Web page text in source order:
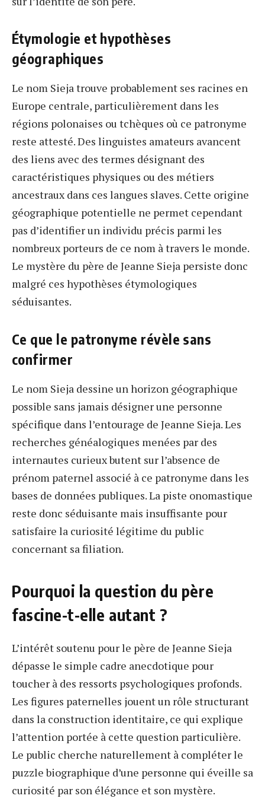
Étymologie et hypothèses
géographiques
Le nom Sieja trouve probablement ses racines en
Europe centrale, particulièrement dans les
régions polonaises ou tchèques où ce patronyme
reste attesté. Des linguistes amateurs avancent
des liens avec des termes désignant des
caractéristiques physiques ou des métiers
ancestraux dans ces langues slaves. Cette origine
géographique potentielle ne permet cependant
pas d’identifier un individu précis parmi les
nombreux porteurs de ce nom à travers le monde.
Le mystère du père de Jeanne Sieja persiste donc
malgré ces hypothèses étymologiques
séduisantes.
Ce que le patronyme révèle sans
confirmer
Le nom Sieja dessine un horizon géographique
possible sans jamais désigner une personne
spécifique dans l’entourage de Jeanne Sieja. Les
recherches généalogiques menées par des
internautes curieux butent sur l’absence de
prénom paternel associé à ce patronyme dans les
bases de données publiques. La piste onomastique
reste donc séduisante mais insuffisante pour
satisfaire la curiosité légitime du public
concernant sa filiation.
Pourquoi la question du père
fascine-t-elle autant ?
L’intérêt soutenu pour le père de Jeanne Sieja
dépasse le simple cadre anecdotique pour
toucher à des ressorts psychologiques profonds.
Les figures paternelles jouent un rôle structurant
dans la construction identitaire, ce qui explique
l’attention portée à cette question particulière.
Le public cherche naturellement à compléter le
puzzle biographique d’une personne qui éveille sa
curiosité par son élégance et son mystère.